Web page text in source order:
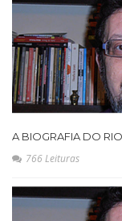
A BIOGRAFIA DO RIO
766 Leituras